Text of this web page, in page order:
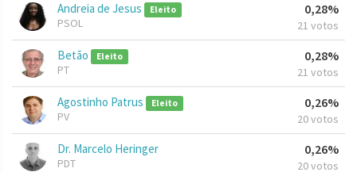
Andreia de Jesus Eleito
PSOL
0,28%
21 votos
Betão Eleito
PT
0,28%
21 votos
Agostinho Patrus Eleito
PV
0,26%
20 votos
Dr. Marcelo Heringer
PDT
0,26%
20 votos